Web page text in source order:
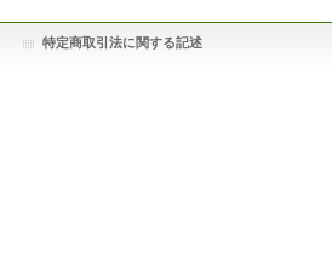
特定商取引法に関する記述